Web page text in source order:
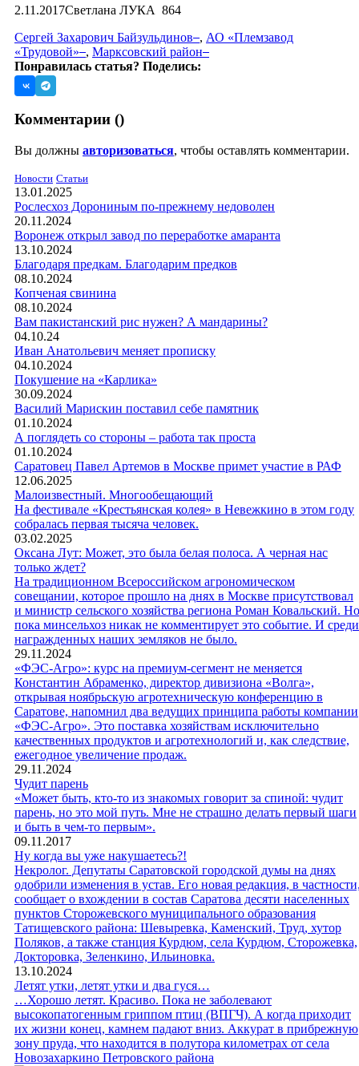
2.11.2017Светлана ЛУКА 864
Сергей Захарович Байзульдинов , АО «Племзавод
«Трудовой» , Марксовский район
Понравилась статья? Поделись:
Комментарии ()
Вы должны авторизоваться, чтобы оставлять комментарии.
Новости Статьи
13.01.2025
Рослесхоз Дорониным по-прежнему недоволен
20.11.2024
Воронеж открыл завод по переработке амаранта
13.10.2024
Благодаря предкам. Благодарим предков
08.10.2024
Копченая свинина
08.10.2024
Вам пакистанский рис нужен? А мандарины?
04.10.24
Иван Анатольевич меняет прописку
04.10.2024
Покушение на «Карлика»
30.09.2024
Василий Марискин поставил себе памятник
01.10.2024
А поглядеть со стороны – работа так проста
01.10.2024
Саратовец Павел Артемов в Москве примет участие в РАФ
12.06.2025
Малоизвестный. Многообещающий
На фестивале «Крестьянская колея» в Невежкино в этом году
собралась первая тысяча человек.
03.02.2025
Оксана Лут: Может, это была белая полоса. А черная нас
только ждет?
На традиционном Всероссийском агрономическом
совещании, которое прошло на днях в Москве присутствовал
и министр сельского хозяйства региона Роман Ковальский. Но
пока минсельхоз никак не комментирует это событие. И среди
награжденных наших земляков не было.
29.11.2024
«ФЭС-Агро»: курс на премиум-сегмент не меняется
Константин Абраменко, директор дивизиона «Волга»,
открывая ноябрьскую агротехническую конференцию в
Саратове, напомнил два ведущих принципа работы компании
«ФЭС-Агро». Это поставка хозяйствам исключительно
качественных продуктов и агротехнологий и, как следствие,
ежегодное увеличение продаж.
29.11.2024
Чудит парень
«Может быть, кто-то из знакомых говорит за спиной: чудит
парень, но это мой путь. Мне не страшно делать первый шаги
и быть в чем-то первым».
09.11.2017
Ну когда вы уже накушаетесь?!
Некролог. Депутаты Саратовской городской думы на днях
одобрили изменения в устав. Его новая редакция, в
сообщает о вхождении в состав Саратова десяти населенных
пунктов Сторожевского муниципального образования
Татищевского района: Шевыревка, Каменский, Труд, хутор
Поляков, а также станция Курдюм, села Курдюм, Сторожевка,
Докторовка, Зеленкино, Ильиновка.
13.10.2024
Летят утки, летят утки и два гуся…
…Хорошо летят. Красиво. Пока не заболевают
высокопатогенным гриппом птиц (ВПГЧ). А когда приходит
их жизни конец, камнем падают вниз. Аккурат в прибрежную
зону пруда, что находится в полутора километрах от села
Новозахаркино Петровского района